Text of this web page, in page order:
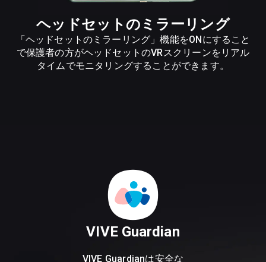
ヘッドセットのミラーリング
「ヘッドセットのミラーリング」機能をONにすること
で保護者の方がヘッドセットのVRスクリーンをリアル
タイムでモニタリングすることができます。
VIVE Guardian
VIVE Guardianは安全な